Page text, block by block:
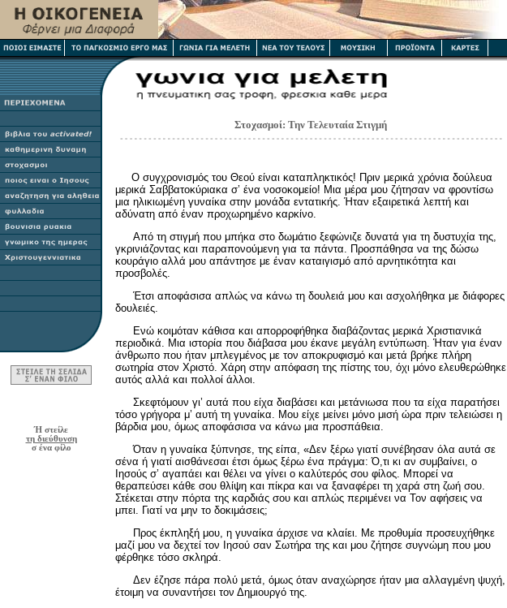
Ή στείλε
τη διεύθυνση
σ ένα φίλο
Στοχασμοί: Την Τελευταία Στιγμή
Ο συγχρονισμός του Θεού είναι καταπληκτικός! Πριν μερικά χρόνια δούλευα
μερικά Σαββατοκύριακα σ’ ένα νοσοκομείο! Μια μέρα μου ζήτησαν να φροντίσω
μια ηλικιωμένη γυναίκα στην μονάδα εντατικής. Ήταν εξαιρετικά λεπτή και
αδύνατη από έναν προχωρημένο καρκίνο.
Από τη στιγμή που μπήκα στο δωμάτιο ξεφώνιζε δυνατά για τη δυστυχία της,
γκρινιάζοντας και παραπονούμενη για τα πάντα. Προσπάθησα να της δώσω
κουράγιο αλλά μου απάντησε με έναν καταιγισμό από αρνητικότητα και
προσβολές.
Έτσι αποφάσισα απλώς να κάνω τη δουλειά μου και ασχολήθηκα με διάφορες
δουλειές.
Ενώ κοιμόταν κάθισα και απορροφήθηκα διαβάζοντας μερικά Χριστιανικά
περιοδικά. Μια ιστορία που διάβασα μου έκανε μεγάλη εντύπωση. Ήταν για έναν
άνθρωπο που ήταν μπλεγμένος με τον αποκρυφισμό και μετά βρήκε πλήρη
σωτηρία στον Χριστό. Χάρη στην απόφαση της πίστης του, όχι μόνο ελευθερώθηκε
αυτός αλλά και πολλοί άλλοι.
Σκεφτόμουν γι’ αυτά που είχα διαβάσει και μετάνιωσα που τα είχα παρατήσει
τόσο γρήγορα μ’ αυτή τη γυναίκα. Μου είχε μείνει μόνο μισή ώρα πριν τελειώσει η
βάρδια μου, όμως αποφάσισα να κάνω μια προσπάθεια.
Όταν η γυναίκα ξύπνησε, της είπα, «Δεν ξέρω γιατί συνέβησαν όλα αυτά σε
σένα ή γιατί αισθάνεσαι έτσι όμως ξέρω ένα πράγμα: Ό,τι κι αν συμβαίνει, ο
Ιησούς σ’ αγαπάει και θέλει να γίνει ο καλύτερός σου φίλος. Μπορεί να
θεραπεύσει κάθε σου θλίψη και πίκρα και να ξαναφέρει τη χαρά στη ζωή σου.
Στέκεται στην πόρτα της καρδιάς σου και απλώς περιμένει να Τον αφήσεις να
μπει. Γιατί να μην το δοκιμάσεις;
Προς έκπληξή μου, η γυναίκα άρχισε να κλαίει. Με προθυμία προσευχήθηκε
μαζί μου να δεχτεί τον Ιησού σαν Σωτήρα της και μου ζήτησε συγνώμη που μου
φέρθηκε τόσο σκληρά.
Δεν έζησε πάρα πολύ μετά, όμως όταν αναχώρησε ήταν μια αλλαγμένη ψυχή,
έτοιμη να συναντήσει τον Δημιουργό της.